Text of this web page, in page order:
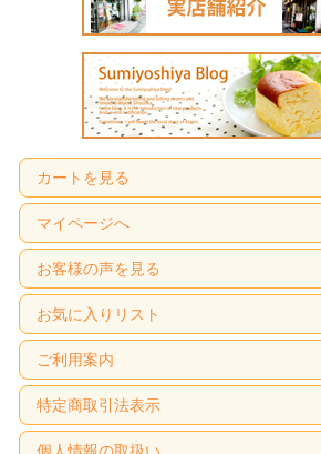
カートを見る
マイページへ
お客様の声を見る
お気に入りリスト
ご利用案内
特定商取引法表示
個人情報の取扱い